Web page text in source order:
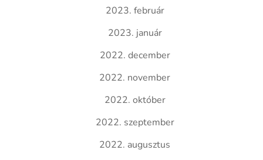
2023. február
2023. január
2022. december
2022. november
2022. október
2022. szeptember
2022. augusztus